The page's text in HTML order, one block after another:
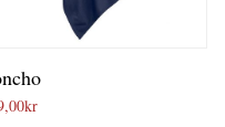
kr